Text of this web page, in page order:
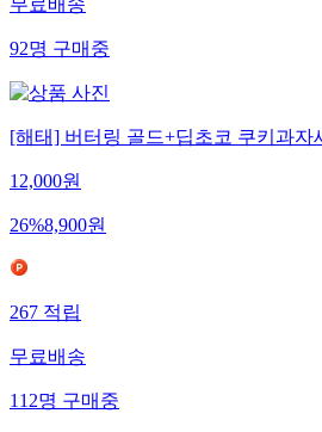
무료배송
92명구매중
[해태] 버터링 골드+딥초코 쿠키과자
12,000원
26%8,900원
267적립
무료배송
112명구매중